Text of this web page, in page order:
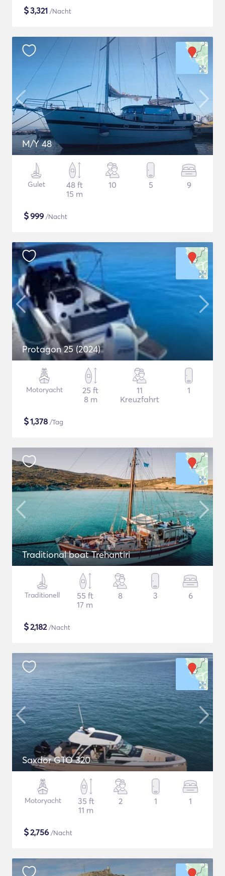
$3,321 /Nacht
M/Y 48
Gulet
48 ft
15 m
10 5 9
$999 /Nacht
Protagon 25 (2024)
Motoryacht
25 ft
8 m
11
Kreuzfahrt
1
$1,378 /Tag
Traditional boat Trehantiri
Traditionell
55 ft
17 m
8 3 6
$2,182/Nacht
Saxdor GTO 320
Motoryacht
35 ft
11 m
2 1 1
$2,756 /Nacht